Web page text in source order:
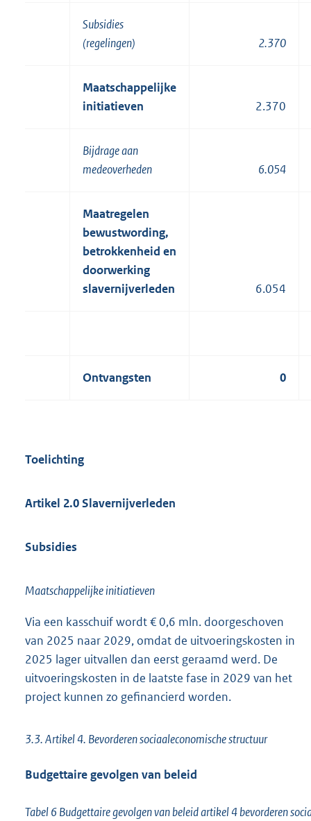
Subsidies
(regelingen)
2.370
Maatschappelijke
initiatieven
2.370
Bijdrage aan
medeoverheden
6.054
Maatregelen
bewustwording,
betrokkenheid en
doorwerking
slavernijverleden
6.054
Ontvangsten 0
Toelichting
Artikel 2.0 Slavernijverleden
Subsidies
Maatschappelijke initiatieven
Via een kasschuif wordt € 0,6 mln. doorgeschoven
van 2025 naar 2029, omdat de uitvoeringskosten in
2025 lager uitvallen dan eerst geraamd werd. De
uitvoeringskosten in de laatste fase in 2029 van het
project kunnen zo gefinancierd worden.
3.3. Artikel 4. Bevorderen sociaaleconomische structuur
Budgettaire gevolgen van beleid
Tabel 6 Budgettaire gevolgen van beleid artikel 4 bevorderen